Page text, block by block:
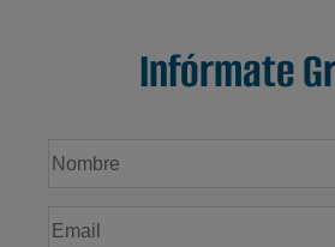
Infórmate